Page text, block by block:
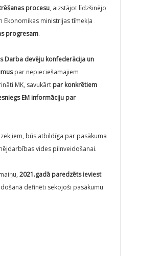
procesu, aizstājot līdzšinējo
ministrijas tīmekļa
progresam.
Darba devēju konfederācija un
par nepieciešamajiem
MK, savukārt par konkrētiem
EM informāciju par
būs atbildīga par pasākuma
vides pilnveidošanai.
2021.gadā paredzēts ieviest
definēti sekojoši pasākumu